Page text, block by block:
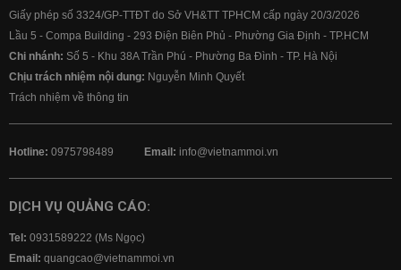
Giấy phép số 3324/GP-TTĐT do Sở VH&TT TPHCM cấp ngày 20/3/2026
Lầu 5 - Compa Building - 293 Điện Biên Phủ - Phường Gia Định - TP.HCM
Chi nhánh: Số 5 - Khu 38A Trần Phú - Phường Ba Đình - TP. Hà Nội
Chịu trách nhiệm nội dung: Nguyễn Minh Quyết
Trách nhiệm về thông tin
Hotline: 0975798489 Email: info@vietnammoi.vn
DỊCH VỤ QUẢNG CÁO:
Tel: 0931589222 (Ms Ngọc)
Email: quangcao@vietnammoi.vn